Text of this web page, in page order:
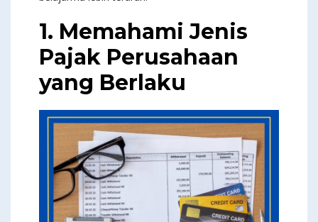
1. Memahami Jenis
Pajak Perusahaan
yang Berlaku